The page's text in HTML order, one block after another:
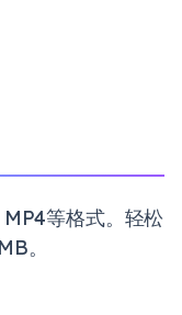
等格式。轻松
。